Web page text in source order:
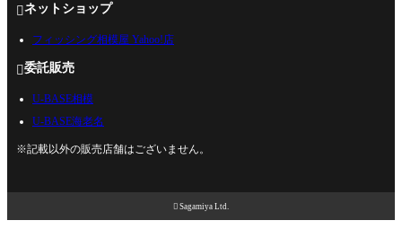
ネットショップ
フィッシング相模屋 Yahoo!店
委託販売
U-BASE相模
U-BASE海老名
※記載以外の販売店舗はございません。
 Sagamiya Ltd.